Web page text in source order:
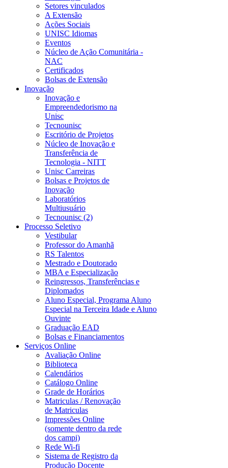
Setores vinculados
A Extensão
Ações Sociais
UNISC Idiomas
Eventos
Núcleo de Ação Comunitária -
NAC
Certificados
Bolsas de Extensão
Inovação
Inovação e
Empreendedorismo na
Unisc
Tecnounisc
Escritório de Projetos
Núcleo de Inovação e
Transferência de
Tecnologia - NITT
Unisc Carreiras
Bolsas e Projetos de
Inovação
Laboratórios
Multiusuário
Tecnounisc (2)
Processo Seletivo
Vestibular
Professor do Amanhã
RS Talentos
Mestrado e Doutorado
MBA e Especialização
Reingressos, Transferências e
Diplomados
Aluno Especial, Programa Aluno
Especial na Terceira Idade e Aluno
Ouvinte
Graduação EAD
Bolsas e Financiamentos
Serviços Online
Avaliação Online
Biblioteca
Calendários
Catálogo Online
Grade de Horários
Matriculas / Renovação
de Matriculas
Impressões Online
(somente dentro da rede
dos campi)
Rede Wi-fi
Sistema de Registro da
Produção Docente